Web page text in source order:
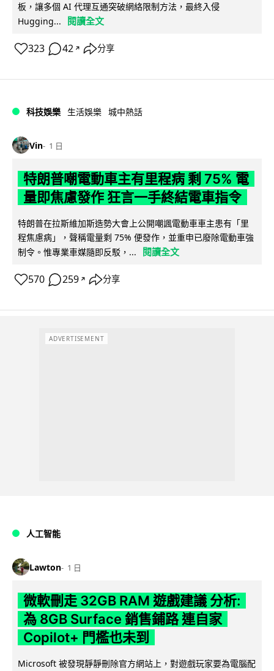
板，讓多個 AI 代理互通突破網絡限制方法，最終入侵
Hugging...
閱讀全文
323 42 ↗ 分享
科技娛樂 生活娛樂 城中熱話
Vin 1 日
特朗普嘲電動車主有里程病 剩 75% 電
量即焦慮發作 狂言一手終結電車指令
特朗普在拉斯維加斯造勢大會上公開嘲諷電動車車主患有「里
程焦慮病」，聲稱電量剩 75% 便發作，並重申已廢除電動車強
制令。惟專業車媒隨即反駁，...
閱讀全文
570 259 ↗ 分享
ADVERTISEMENT
人工智能
Lawton 1 日
微軟刪走 32GB RAM 遊戲建議 分析:
為 8GB Surface 銷售鋪路 連自家
Copilot+ 門檻也未到
Microsoft 被發現靜靜刪除官方網站上，對遊戲玩家要為電腦配